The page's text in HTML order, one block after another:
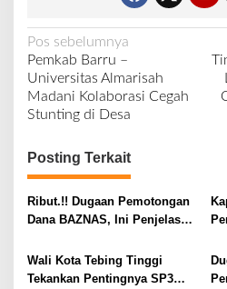
N
a
v
i
g
a
s
i
p
o
Pos sebelumnya
Pemkab Barru –
Universitas Almarisah
Madani Kolaborasi Cegah
Stunting di Desa
Posting Terkait
Ribut.!! Dugaan Pemotongan
Dana BAZNAS, Ini Penjelasan
Wali Kota Tebing Tinggi
Tekankan Pentingnya SP3